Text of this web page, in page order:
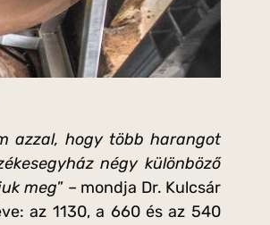
azzal, hogy több harangot
négy különböző
meg” – mondja Dr. Kulcsár
az 1130, a 660 és az 540